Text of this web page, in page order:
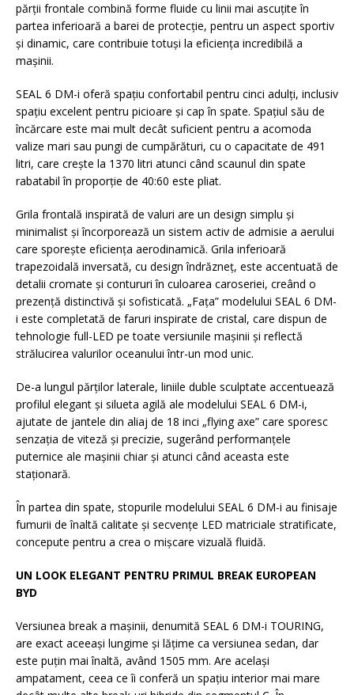
părții frontale combină forme fluide cu linii mai ascuțite în
partea inferioară a barei de protecție, pentru un aspect sportiv
și dinamic, care contribuie totuși la eficiența incredibilă a
mașinii.
SEAL 6 DM-i oferă spațiu confortabil pentru cinci adulți, inclusiv
spațiu excelent pentru picioare și cap în spate. Spațiul său de
încărcare este mai mult decât suficient pentru a acomoda
valize mari sau pungi de cumpărături, cu o capacitate de 491
litri, care crește la 1370 litri atunci când scaunul din spate
rabatabil în proporție de 40:60 este pliat.
Grila frontală inspirată de valuri are un design simplu și
minimalist și încorporează un sistem activ de admisie a aerului
care sporește eficiența aerodinamică. Grila inferioară
trapezoidală inversată, cu design îndrăzneț, este accentuată de
detalii cromate și contururi în culoarea caroseriei, creând o
prezență distinctivă și sofisticată. „Fața” modelului SEAL 6 DM-
i este completată de faruri inspirate de cristal, care dispun de
tehnologie full-LED pe toate versiunile mașinii și reflectă
strălucirea valurilor oceanului într-un mod unic.
De-a lungul părților laterale, liniile duble sculptate accentuează
profilul elegant și silueta agilă ale modelului SEAL 6 DM-i,
ajutate de jantele din aliaj de 18 inci „flying axe” care sporesc
senzația de viteză și precizie, sugerând performanțele
puternice ale mașinii chiar și atunci când aceasta este
staționară.
În partea din spate, stopurile modelului SEAL 6 DM-i au finisaje
fumurii de înaltă calitate și secvențe LED matriciale stratificate,
concepute pentru a crea o mișcare vizuală fluidă.
UN LOOK ELEGANT PENTRU PRIMUL BREAK EUROPEAN
BYD
Versiunea break a mașinii, denumită SEAL 6 DM-i TOURING,
are exact aceeași lungime și lățime ca versiunea sedan, dar
este puțin mai înaltă, având 1505 mm. Are același
ampatament, ceea ce îi conferă un spațiu interior mai mare